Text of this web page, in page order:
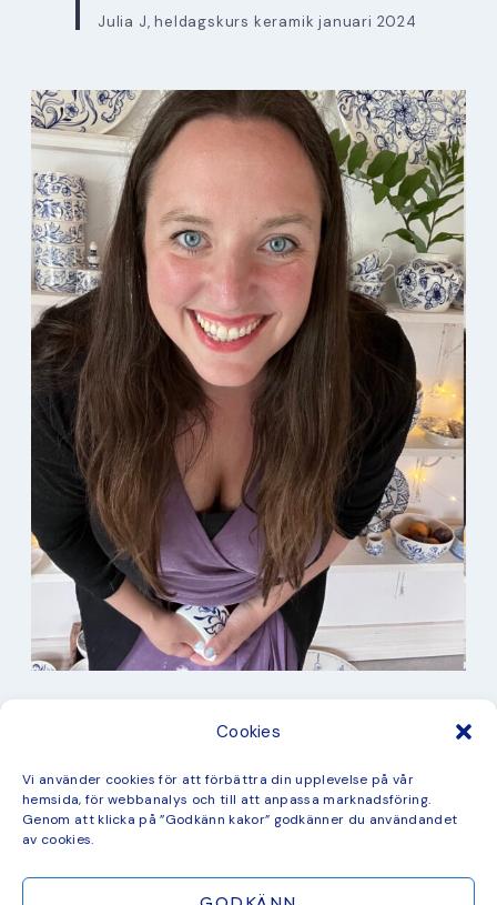
Cookies
Vi använder cookies för att förbättra din upplevelse på vår
hemsida, för webbanalys och till att anpassa marknadsföring.
Genom att klicka på ”Godkänn kakor” godkänner du användandet
av cookies.
Julia J, heldagskurs keramik januari 2024
Kurser
Måleri
mina favorit recept
Mönster